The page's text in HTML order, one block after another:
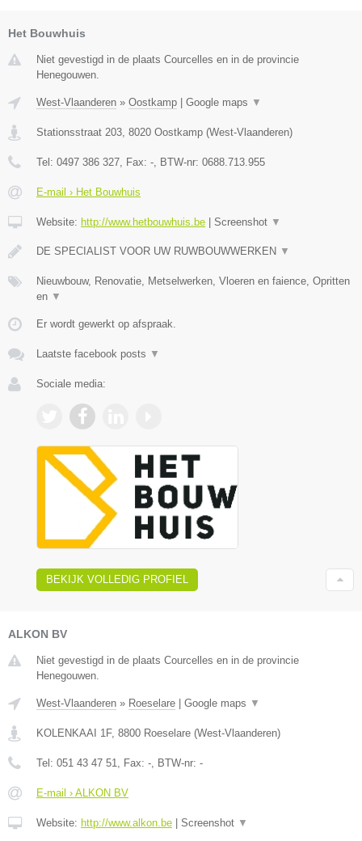
Het Bouwhuis
Niet gevestigd in de plaats Courcelles en in de provincie
Henegouwen.
West-Vlaanderen » Oostkamp Google maps ▼
Stationsstraat 203, 8020 Oostkamp (West-Vlaanderen)
Tel: 0497 386 327, Fax: -, BTW-nr: 0688.713.955
E-mail › Het Bouwhuis
Website: http://www.hetbouwhuis.be Screenshot ▼
DE SPECIALIST VOOR UW RUWBOUWWERKEN ▼
Nieuwbouw, Renovatie, Metselwerken, Vloeren en faience, Opritten
en ▼
Er wordt gewerkt op afspraak.
Laatste facebook posts ▼
Sociale media:
BEKIJK VOLLEDIG PROFIEL
ALKON BV
Niet gevestigd in de plaats Courcelles en in de provincie
Henegouwen.
West-Vlaanderen » Roeselare Google maps ▼
KOLENKAAI 1F, 8800 Roeselare (West-Vlaanderen)
Tel: 051 43 47 51, Fax: -, BTW-nr: -
E-mail › ALKON BV
Website: http://www.alkon.be Screenshot ▼